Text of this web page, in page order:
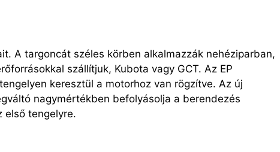
A targoncát széles körben alkalmazzák nehéziparban,
szállítjuk, Kubota vagy GCT. Az EP
keresztül a motorhoz van rögzítve. Az új
nagymértékben befolyásolja a berendezés
első tengelyre.